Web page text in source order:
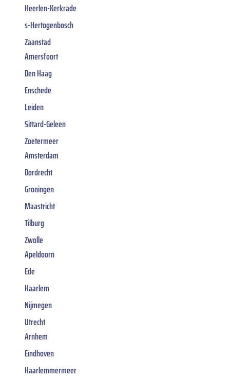
Heerlen-Kerkrade
s-Hertogenbosch
Zaanstad
Amersfoort
Den Haag
Enschede
Leiden
Sittard-Geleen
Zoetermeer
Amsterdam
Dordrecht
Groningen
Maastricht
Tilburg
Zwolle
Apeldoorn
Ede
Haarlem
Nijmegen
Utrecht
Arnhem
Eindhoven
Haarlemmermeer